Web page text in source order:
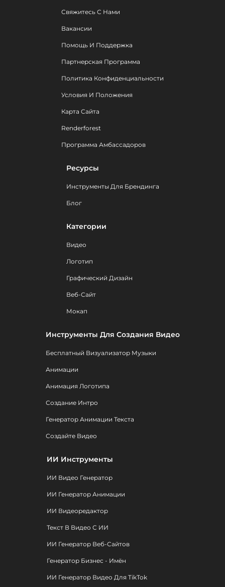
Свяжитесь С Нами
Вакансии
Помощь И Поддержка
Партнерская Программа
Политика Конфиденциальности
Условия И Положения
Карта Сайта
Renderforest
Программа Амбассадоров
Ресурсы
Инструменты Для Брендинга
Блог
Категории
Видео
Логотип
Графический Дизайн
Веб-Сайт
Мокап
Инструменты Для Создания Видео
Бесплатный Визуализатор Музыки
Анимации
Анимация Логотипа
Создание Интро
Генератор Анимации Текста
Создайте Видео
ИИ Инструменты
ИИ Видео Генератор
ИИ Генератор Анимации
ИИ Видеоредактор
Текст В Видео С ИИ
ИИ Генератор Веб-Сайтов
Генератор Бизнес - Имён
ИИ Генератор Видео Для TikTok